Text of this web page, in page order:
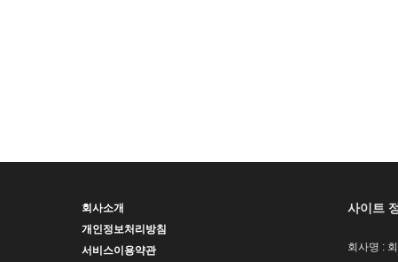
회사소개
개인정보처리방침
서비스이용약관
사이트
회사명 :